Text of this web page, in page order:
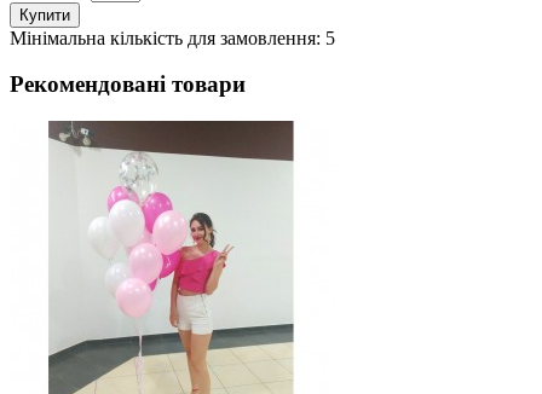
Купити
Мінімальна кількість для замовлення: 5
Рекомендовані товари